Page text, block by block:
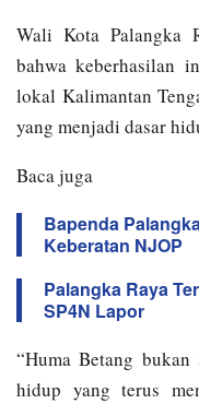
Wali Kota Palangka
bahwa keberhasilan
lokal Kalimantan
yang menjadi dasar
Baca juga
Bapenda
Keberatan NJOP
Palangka Raya
SP4N Lapor
“Huma Betang
hidup yang terus